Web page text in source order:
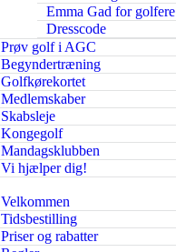
Emma Gad for golfere
Dresscode
Prøv golf i AGC
Begyndertræning
Golfkørekortet
Medlemskaber
Skabsleje
Kongegolf
Mandagsklubben
Vi hjælper dig!
Velkommen
Tidsbestilling
Priser og rabatter